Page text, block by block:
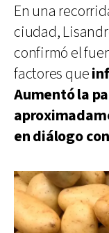
En una
ciudad,
confirmó el
factores que
Aumentó la
en diálogo